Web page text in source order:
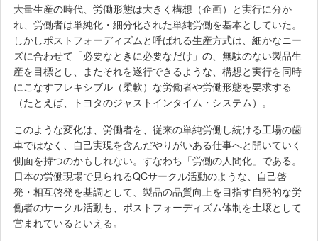
大量生産の時代、労働形態は大きく構想（企画）と実行に分か
れ、労働者は単純化・細分化された単純労働を基本としていた。
しかしポストフォーディズムと呼ばれる生産方式は、細かなニー
ズに合わせて「必要なときに必要なだけ」の、無駄のない製品生
産を目標とし、またそれを遂行できるような、構想と実行を同時
にこなすフレキシブル（柔軟）な労働者や労働形態を要求する
（たとえば、トヨタのジャストインタイム・システム）。
このような変化は、労働者を、従来の単純労働し続ける工場の歯
車ではなく、自己実現を含んだやりがいある仕事へと開いていく
側面を持つのかもしれない。すなわち「労働の人間化」である。
日本の労働現場で見られるQCサークル活動のような、自己啓
発・相互啓発を基調として、製品の品質向上を目指す自発的な労
働者のサークル活動も、ポストフォーディズム体制を土壌として
営まれているといえる。